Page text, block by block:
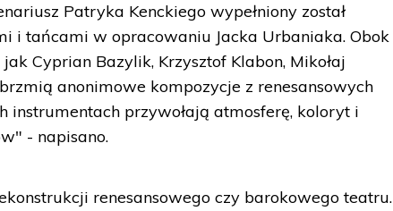
Patryka Kenckiego wypełniony został
i tańcami w opracowaniu Jacka Urbaniaka. Obok
Cyprian Bazylik, Krzysztof Klabon, Mikołaj
anonimowe kompozycje z renesansowych
instrumentach przywołają atmosferę, koloryt i
- napisano.
renesansowego czy barokowego teatru.